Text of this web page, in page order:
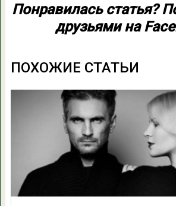
Понравилась статья?
друзьями на
ПОХОЖИЕ СТАТЬИ